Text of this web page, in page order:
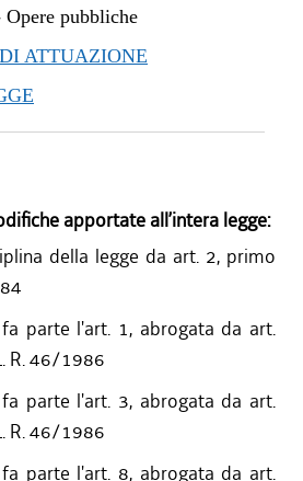
Opere pubbliche
ATTUAZIONE
apportate all’intera legge:
della legge da art. 2, primo
parte l'art. 1, abrogata da art.
R. 46/1986
parte l'art. 3, abrogata da art.
R. 46/1986
parte l'art. 8, abrogata da art.